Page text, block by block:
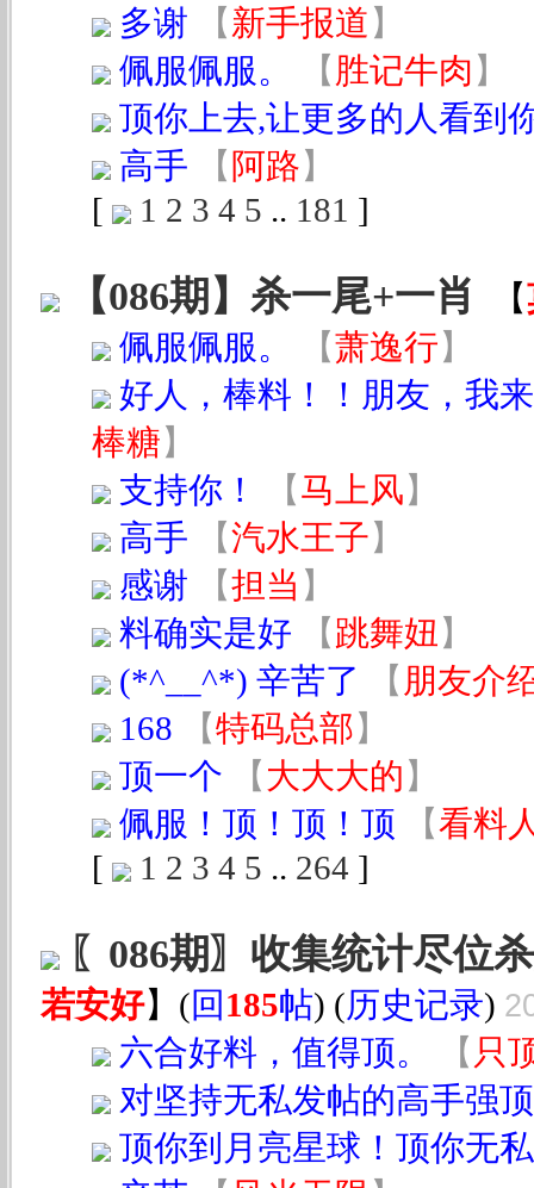
多谢 【 新手报道 】
佩服佩服。
【 胜记牛肉 】
顶你上去,让更多的人看到
高手
【 阿路】
[
1 2 3 4 5 .. 181 ]
【086期】杀一尾+一肖 【
佩服佩服。
【萧逸行】
好人，棒料！！朋友，我
棒糖】
支持你！
【马上风】
高手
【汽水王子】
感谢
【担当 】
料确实是好
【跳舞妞 】
(*^__^*) 辛苦了
【 朋友介
168
【特码总部】
顶一个
【 大大大的 】
佩服！顶！顶！顶
【看料
[
1 2 3 4 5 .. 264 ]
〖086期〗收集统计尽位
若安好】 (回 185帖) (历史记录)
六合好料，值得顶。 【 只
对坚持无私发帖的高手强
顶你到月亮星球！顶你无